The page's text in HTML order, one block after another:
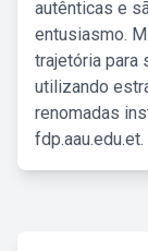
autênticas e
entusiasmo.
trajetória para
utilizando
renomadas
fdp.aau.edu.et.